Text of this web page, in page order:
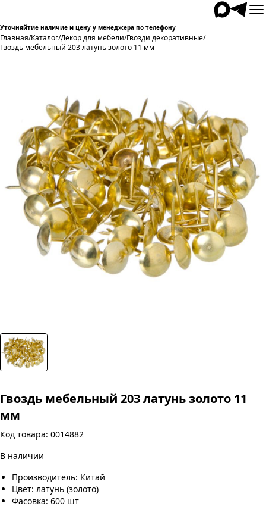
Уточняйтие наличие и цену у менеджера по телефону
Главная/Каталог/Декор для мебели/Гвозди декоративные/
Гвоздь мебельный 203 латунь золото 11 мм
Гвоздь мебельный 203 латунь золото 11
мм
Код товара: 0014882
В наличии
Производитель: Китай
Цвет: латунь (золото)
Фасовка: 600 шт